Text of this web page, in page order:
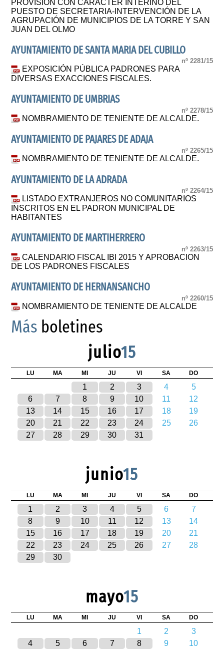
PROVISION CON CARACTER INTERINO DEL
PUESTO DE SECRETARIA-INTERVENCIÓN DE LA
AGRUPACIÓN DE MUNICIPIOS DE LA TORRE Y SAN
JUAN DEL OLMO
AYUNTAMIENTO DE SANTA MARIA DEL CUBILLO
nº 2281/15
EXPOSICIÓN PÚBLICA PADRONES PARA
DIVERSAS EXACCIONES FISCALES.
AYUNTAMIENTO DE UMBRIAS
nº 2278/15
NOMBRAMIENTO DE TENIENTE DE ALCALDE.
AYUNTAMIENTO DE PAJARES DE ADAJA
nº 2265/15
NOMBRAMIENTO DE TENIENTE DE ALCALDE.
AYUNTAMIENTO DE LA ADRADA
nº 2264/15
LISTADO EXTRANJEROS NO COMUNITARIOS
INSCRITOS EN EL PADRON MUNICIPAL DE
HABITANTES
AYUNTAMIENTO DE MARTIHERRERO
nº 2263/15
CALENDARIO FISCAL IBI 2015 Y APROBACION
DE LOS PADRONES FISCALES
AYUNTAMIENTO DE HERNANSANCHO
nº 2260/15
NOMBRAMIENTO DE TENIENTE DE ALCALDE
Más boletines
julio15
LU MA MI JU VI SA DO
1 2 3 4
5
6
7 8 9 10 11
12
13
14 15 16 17 18
19
20
21 22 23 24 25
26
27
28 29 30 31
junio15
LU MA MI JU VI SA DO
1 2 3 4 5 6
7
8
9 10 11 12 13
14
15
16 17 18 19 20
21
22
23 24 25 26 27
28
29
30
mayo15
LU MA MI JU VI SA DO
1 2
3
4
5 6 7 8 9
10